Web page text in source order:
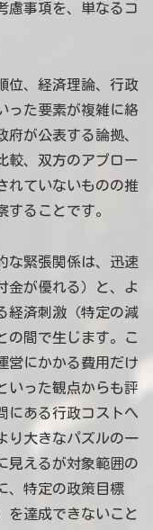
慮事項を、単なるコ
位、経済理論、行政
った要素が複雑に絡
が公表する論拠、
較、双方のアプロー
れていないものの推
ることです。
な緊張関係は、迅速
金が優れる）と、よ
経済刺激（特定の減
の間で生じます。こ
営にかかる費用だけ
いった観点からも評
にある行政コストへ
り大きなパズルの一
見えるが対象範囲の
、特定の政策目標
を達成できないこと